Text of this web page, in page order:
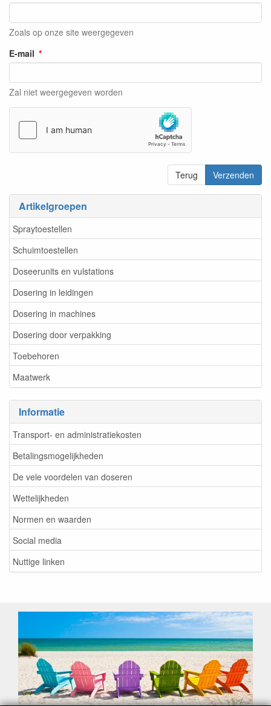
Artikelgroepen
Spraytoestellen
Schuimtoestellen
Doseerunits en vulstations
Dosering in leidingen
Dosering in machines
Dosering door verpakking
Toebehoren
Maatwerk
Informatie
Transport- en administratiekosten
Betalingsmogelijkheden
De vele voordelen van doseren
Wettelijkheden
Normen en waarden
Social media
Nuttige linken
Zoals op onze site weergegeven
E-mail
Zal niet weergegeven worden
Terug Verzenden